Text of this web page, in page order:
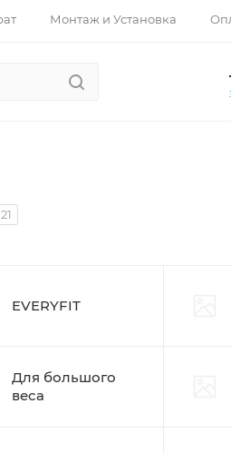
Монтаж и Установка
21
EVERYFIT
Для большого
веса